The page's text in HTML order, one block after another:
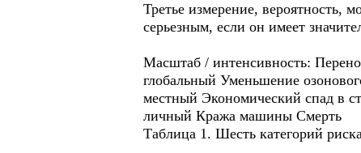
Третье измерение, вероятность,
серьезным, если он имеет
Масштаб / интенсивность:
глобальный Уменьшение
местный Экономический спад в
личный Кража машины Смерть
Таблица 1. Шесть категорий